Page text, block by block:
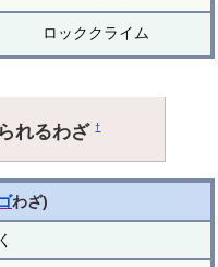
ロッククライム
れるわざ†
わざ)